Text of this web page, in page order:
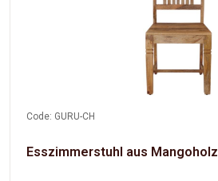
Code: GURU-CH
Esszimmerstuhl aus Mangoholz